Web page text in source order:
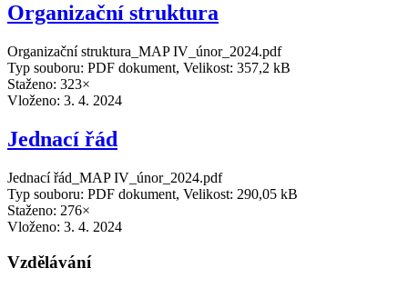
Organizační struktura
Organizační struktura_MAP IV_únor_2024.pdf
Typ souboru: PDF dokument, Velikost: 357,2 kB
Staženo: 323×
Vloženo: 3. 4. 2024
Jednací řád
Jednací řád_MAP IV_únor_2024.pdf
Typ souboru: PDF dokument, Velikost: 290,05 kB
Staženo: 276×
Vloženo: 3. 4. 2024
Vzdělávání